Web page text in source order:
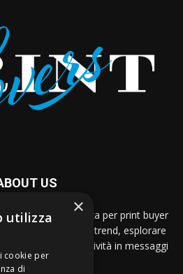
US
guida per eccellenza per print buyer
al passo con i trend, esplorare
e tradurre la creatività in messaggi
×
utilizza
cookie per
di